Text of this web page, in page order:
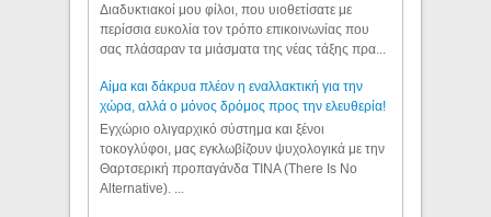
Διαδυκτιακοί μου φίλοι, που υιοθετίσατε με
περίσσια ευκολία τον τρόπο επικοινωνίας που
σας πλάσαραν τα μιάσματα της νέας τάξης πρα...
Αίμα και δάκρυα πλέον η εναλλακτική για την
χώρα, αλλά ο μόνος δρόμος προς την ελευθερία!
Εγχώριο ολιγαρχικό σύστημα και ξένοι
τοκογλύφοι, μας εγκλωβίζουν ψυχολογικά με την
Θαρτσερική προπαγάνδα TINA (There Is No
Alternative). ...